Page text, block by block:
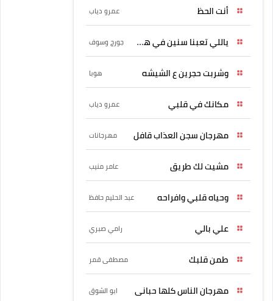
أنت الحظ عمرو دياب
ياللي تعبنا سنين في هواه جورج وسوف
وشربت حجرين ع الشيشه هوبا
مكانك في قلبي عمرو دياب
مهرجان سجن العذاب قافل مهرجانات
مشيت لك طريق عامر منيب
وحياه قلبي وافراحه عبد الحليم حافظ
علي بالي رامي صبري
طمن قلبك مصطفى قمر
مهرجان الناس كلها حبانى ابو الشوق